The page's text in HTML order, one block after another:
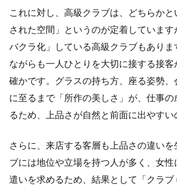
ス
す
る
理
由
ま
と
これに対し、高級クラブは、どちらか
された空間」というのが定着していま
バクラ化」している高級クラブもあり
ながらも一人ひとりを大切に接する接
確かです。グラスの持ち方、座る姿勢
に至るまで「所作の美しさ」が、仕事
るため、上品さが自然と前面に出やすい
さらに、来店する客層も上品さの違い
ブには地位や立場を持つ人が多く、女
遣いを求めるため、結果として「クラブ